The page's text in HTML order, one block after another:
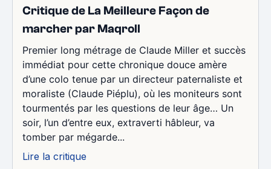
Critique de La Meilleure Façon de
marcher par Maqroll
Premier long métrage de Claude Miller et succès
immédiat pour cette chronique douce amère
d’une colo tenue par un directeur paternaliste et
moraliste (Claude Piéplu), où les moniteurs sont
tourmentés par les questions de leur âge… Un
soir, l’un d’entre eux, extraverti hâbleur, va
tomber par mégarde...
Lire la critique